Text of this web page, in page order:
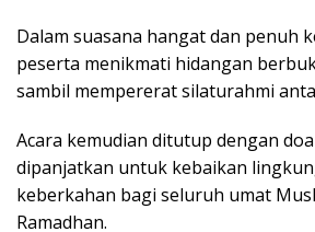
Dalam suasana hangat dan penuh
peserta menikmati hidangan
sambil mempererat silaturahmi
Acara kemudian ditutup dengan
dipanjatkan untuk kebaikan
keberkahan bagi seluruh umat
Ramadhan.